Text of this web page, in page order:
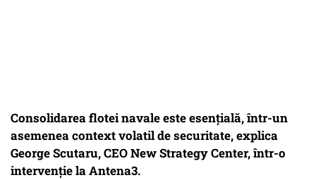
Consolidarea flotei navale este esențială, într-un
asemenea context volatil de securitate, explica
George Scutaru, CEO New Strategy Center, într-o
intervenție la Antena3.